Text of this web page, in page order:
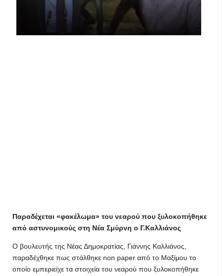
Παραδέχεται «φακέλωμα» του νεαρού που ξυλοκοπήθηκε
από αστυνομικούς στη Νέα Σμύρνη ο Γ.Καλλιάνος
Ο βουλευτής της Νέας Δημοκρατίας, Γιάννης Καλλιάνος,
παραδέχθηκε πως στάλθηκε non paper από το Μαξίμου το
οποίο εμπεριείχε τα στοιχεία του νεαρού που ξυλοκοπήθηκε